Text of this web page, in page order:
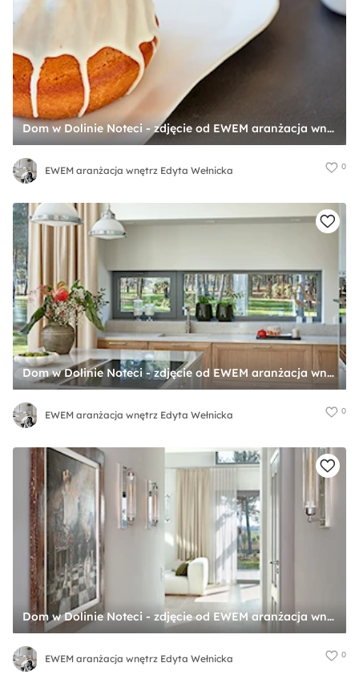
Dom w Dolinie Noteci - zdjęcie od EWEM aranżacja wnętrz Edyta Wełnicka
EWEM aranżacja wnętrz Edyta Wełnicka 0
Dom w Dolinie Noteci - zdjęcie od EWEM aranżacja wnętrz Edyta Wełnicka
EWEM aranżacja wnętrz Edyta Wełnicka 0
Dom w Dolinie Noteci - zdjęcie od EWEM aranżacja wnętrz Edyta Wełnicka
EWEM aranżacja wnętrz Edyta Wełnicka 0